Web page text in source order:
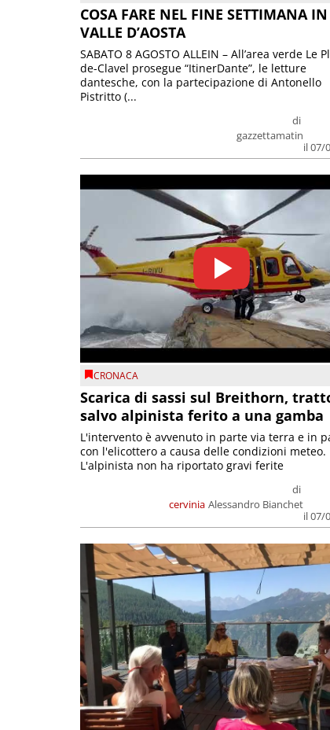
COSA FARE NEL FINE SETTIMANA IN
VALLE D’AOSTA
di
gazzettamatin
il 07/
SABATO 8 AGOSTO ALLEIN – All’area verde Le
de-Clavel prosegue “ItinerDante”, le letture
dantesche, con la partecipazione di Antonello
Pistritto (...
CRONACA
Scarica di sassi sul Breithorn,
salvo alpinista ferito a una gamba
cervinia
di
Alessandro Bianchet
il 07/
L'intervento è avvenuto in parte via terra e in
con l'elicottero a causa delle condizioni meteo.
L'alpinista non ha riportato gravi ferite